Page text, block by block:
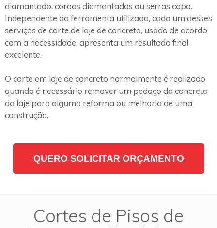
diamantado, coroas diamantadas ou serras copo.
Independente da ferramenta utilizada, cada um desses
serviços de corte de laje de concreto, usado de acordo
com a necessidade, apresenta um resultado final
excelente.
O corte em laje de concreto normalmente é realizado
quando é necessário remover um pedaço do concreto
da laje para alguma reforma ou melhoria de uma
construção.
QUERO SOLICITAR ORÇAMENTO
Cortes de Pisos de